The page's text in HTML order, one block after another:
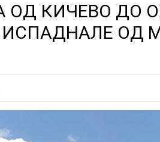
ОД КИЧЕВО ДО
ОД